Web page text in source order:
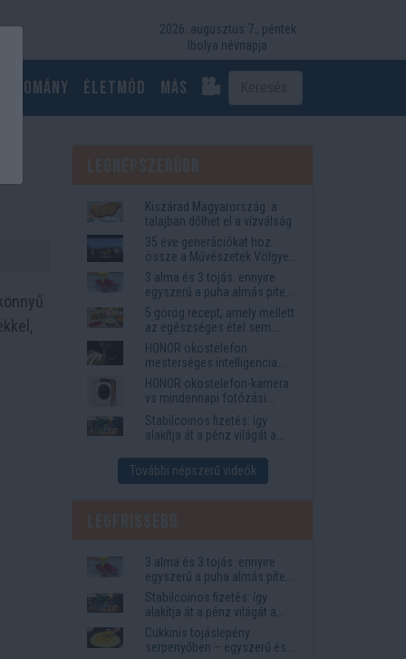
2026. augusztus 7., péntek
Ibolya névnapja
Életmód más
Kiszárad Magyarország: a
talajban dőlhet el a vízválság
35 éve generációkat hoz
össze a Művészetek Völgye
– megvan a 2027-es időpont
és a bérletár
3 alma és 3 tojás: ennyire
egyszerű a puha almás pite
titka
5 görög recept, amely mellett
az egészséges étel sem
tűnik lemondásnak
HONOR okostelefon
mesterséges intelligencia
funkciók, amelyek
megkönnyítik az életet
HONOR okostelefon-kamera
vs mindennapi fotózási
igények
Stabilcoinos fizetés: így
alakítja át a pénz világát a
Western Union
További népszerű videók
3 alma és 3 tojás: ennyire
egyszerű a puha almás pite
titka
Stabilcoinos fizetés: így
alakítja át a pénz világát a
Visa, a Mastercard és a
Western Union
Cukkinis tojáslepény
serpenyőben – egyszerű és